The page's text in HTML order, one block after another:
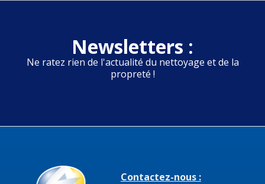
Newsletters :
Ne ratez rien de l'actualité du nettoyage et de la
propreté !
Contactez-nous :